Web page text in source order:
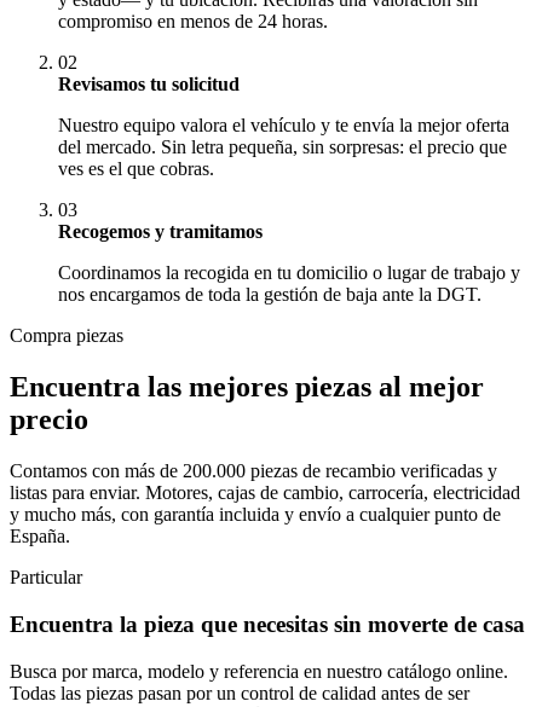
compromiso en menos de 24 horas.
02
Revisamos tu solicitud
Nuestro equipo valora el vehículo y te envía la mejor oferta
del mercado. Sin letra pequeña, sin sorpresas: el precio que
ves es el que cobras.
03
Recogemos y tramitamos
Coordinamos la recogida en tu domicilio o lugar de trabajo y
nos encargamos de toda la gestión de baja ante la DGT.
Compra piezas
Encuentra las mejores piezas al mejor
precio
Contamos con más de 200.000 piezas de recambio verificadas y
listas para enviar. Motores, cajas de cambio, carrocería, electricidad
y mucho más, con garantía incluida y envío a cualquier punto de
España.
Particular
Encuentra la pieza que necesitas sin moverte de casa
Busca por marca, modelo y referencia en nuestro catálogo online.
Todas las piezas pasan por un control de calidad antes de ser